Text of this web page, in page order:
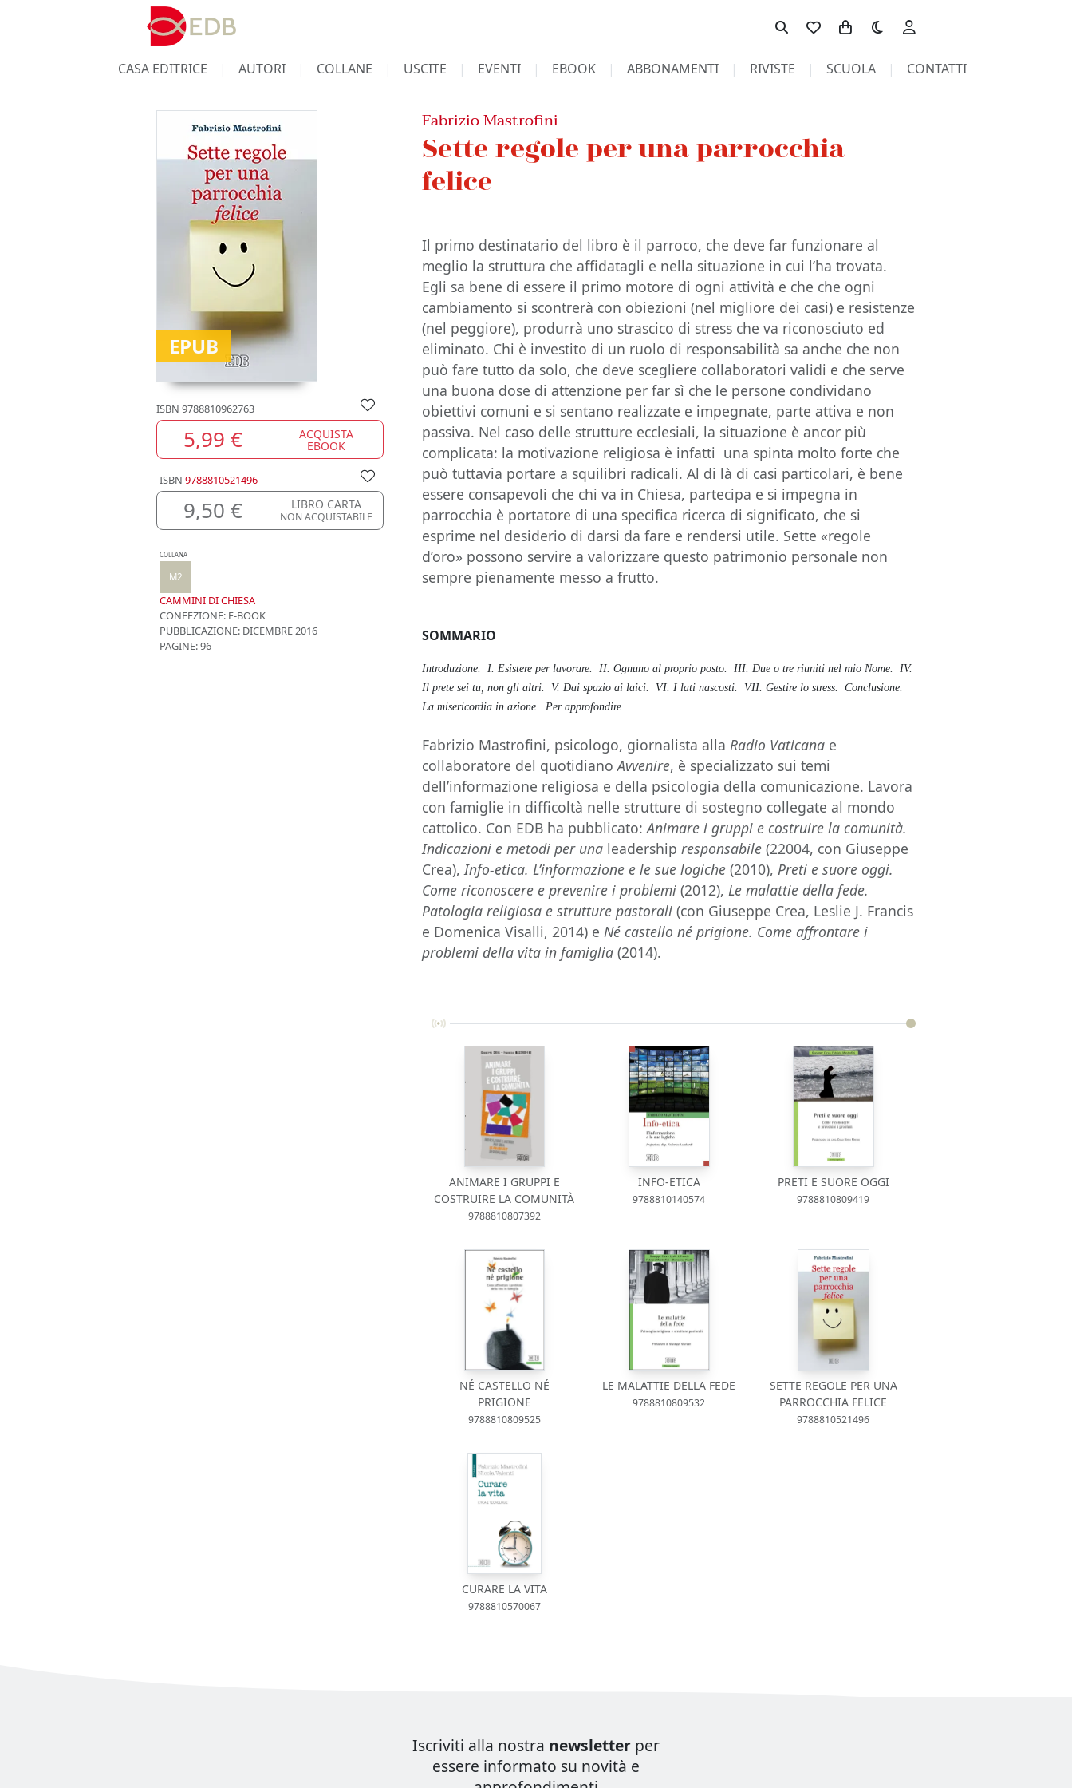
Toggle theme
CASA EDITRICE AUTORI COLLANE USCITE EVENTI EBOOK ABBONAMENTI RIVISTE SCUOLA CONTATTI
EPUB
ISBN 9788810962763
5,99 € ACQUISTA
EBOOK
ISBN 9788810521496
9,50 € LIBRO CARTA
NON ACQUISTABILE
COLLANA
M2
CAMMINI DI CHIESA
CONFEZIONE: E-BOOK
PUBBLICAZIONE: DICEMBRE 2016
PAGINE: 96
Fabrizio Mastrofini
Sette regole per una parrocchia
felice
Il primo destinatario del libro è il parroco, che deve far funzionare al
meglio la struttura che affidatagli e nella situazione in cui l’ha trovata.
Egli sa bene di essere il primo motore di ogni attività e che che ogni
cambiamento si scontrerà con obiezioni (nel migliore dei casi) e resistenze
(nel peggiore), produrrà uno strascico di stress che va riconosciuto ed
eliminato. Chi è investito di un ruolo di responsabilità sa anche che non
può fare tutto da solo, che deve scegliere collaboratori validi e che serve
una buona dose di attenzione per far sì che le persone condividano
obiettivi comuni e si sentano realizzate e impegnate, parte attiva e non
passiva. Nel caso delle strutture ecclesiali, la situazione è ancor più
complicata: la motivazione religiosa è infatti una spinta molto forte che
può tuttavia portare a squilibri radicali. Al di là di casi particolari, è bene
essere consapevoli che chi va in Chiesa, partecipa e si impegna in
parrocchia è portatore di una specifica ricerca di significato, che si
esprime nel desiderio di darsi da fare e rendersi utile. Sette «regole
d’oro» possono servire a valorizzare questo patrimonio personale non
sempre pienamente messo a frutto.
SOMMARIO
Introduzione. I. Esistere per lavorare. II. Ognuno al proprio posto. III. Due o tre riuniti nel mio Nome. IV.
Il prete sei tu, non gli altri. V. Dai spazio ai laici. VI. I lati nascosti. VII. Gestire lo stress. Conclusione.
La misericordia in azione. Per approfondire.
Fabrizio Mastrofini, psicologo, giornalista allaRadio Vaticana e
collaboratore del quotidianoAvvenire, è specializzato sui temi
dell’informazione religiosa e della psicologia della comunicazione. Lavora
con famiglie in difficoltà nelle strutture di sostegno collegate al mondo
cattolico. Con EDB ha pubblicato:Animare i gruppi e costruire la comunità.
Indicazioni e metodi per una leadershipresponsabile(22004, con Giuseppe
Crea),Info-etica. L’informazione e le sue logiche (2010),Preti e suore oggi.
Come riconoscere e prevenire i problemi (2012),Le malattie della fede.
Patologia religiosa e strutture pastorali (con Giuseppe Crea, Leslie J. Francis
e Domenica Visalli, 2014) eNé castello né prigione. Come affrontare i
problemi della vita in famiglia (2014).
ANIMARE I GRUPPI E
COSTRUIRE LA COMUNITÀ
9788810807392
INFO-ETICA
9788810140574
PRETI E SUORE OGGI
9788810809419
NÉ CASTELLO NÉ
PRIGIONE
9788810809525
LE MALATTIE DELLA FEDE
9788810809532
SETTE REGOLE PER UNA
PARROCCHIA FELICE
9788810521496
CURARE LA VITA
9788810570067
Iscriviti alla nostra newsletter per
essere informato su novità e